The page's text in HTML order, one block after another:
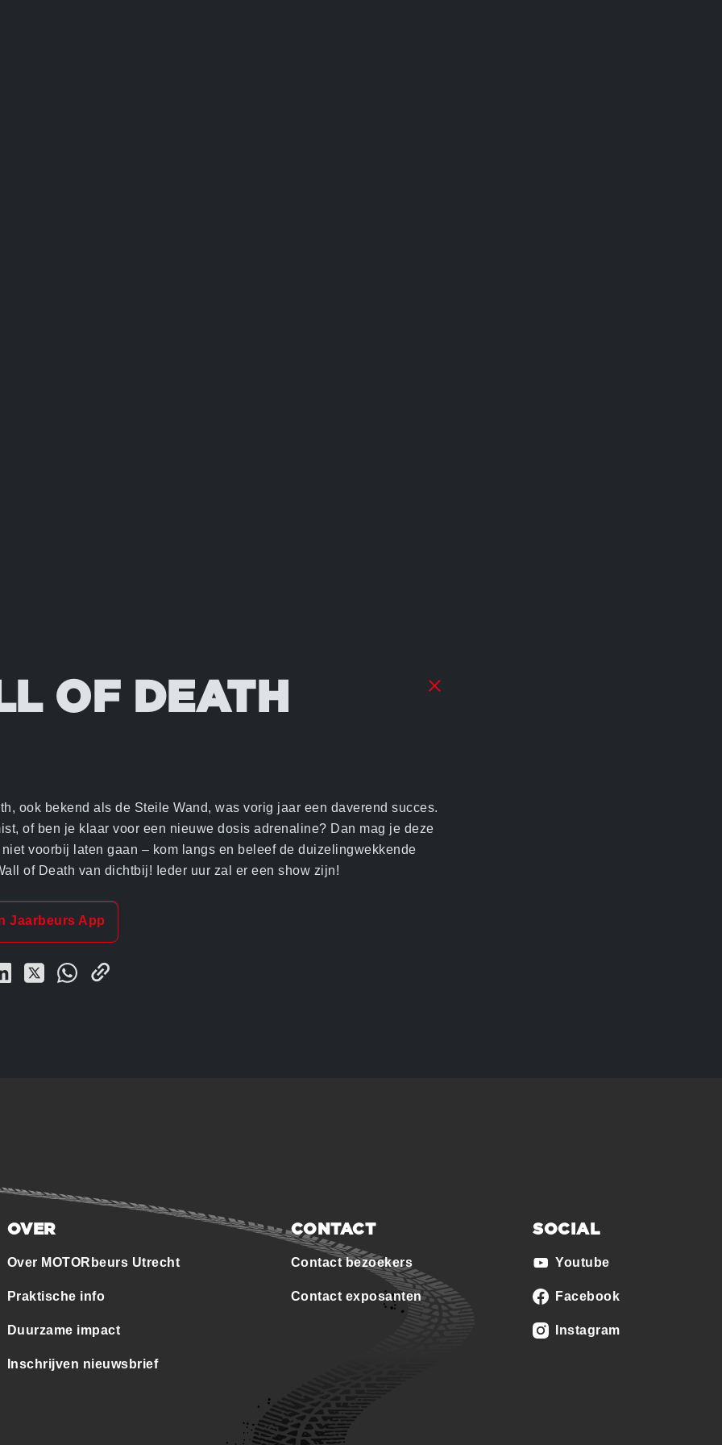
OF DEATH
ook bekend als de Steile Wand, was vorig jaar een daverend succes.
of ben je klaar voor een nieuwe dosis adrenaline? Dan mag je deze
voorbij laten gaan – kom langs en beleef de duizelingwekkende
of Death van dichtbij! Ieder uur zal er een show zijn!
Jaarbeurs App
OVER
Over MOTORbeurs Utrecht
Praktische info
Duurzame impact
Inschrijven nieuwsbrief
CONTACT
Contact bezoekers
Contact exposanten
SOCIAL
Youtube
Facebook
Instagram